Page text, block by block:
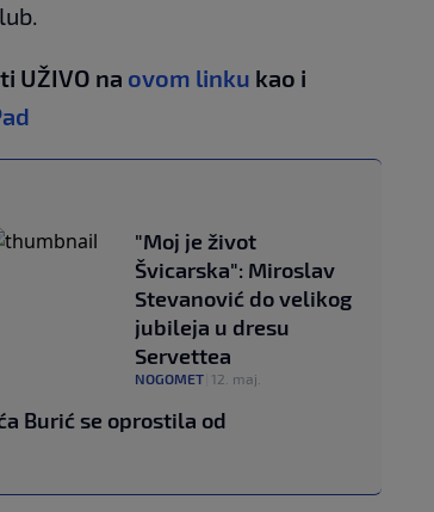
UŽIVO na ovom linku kao i
"Moj je život
Švicarska": Miroslav
Stevanović do velikog
jubileja u dresu
Servettea
NOGOMET 12. maj.
Burić se oprostila od